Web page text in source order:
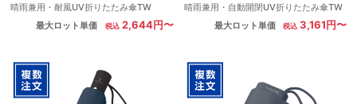
晴雨兼用・耐風UV折りたたみ傘TW
最大ロット単価
2,644円〜
晴雨兼用・自動開閉UV折りたたみ傘TW
最大ロット単価
3,161円〜